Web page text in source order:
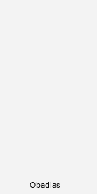
Obadias